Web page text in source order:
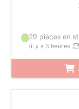
29 pièces en
(il y a 3 heures